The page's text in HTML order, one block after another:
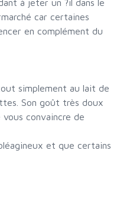
à jeter un ?il dans le
car certaines
en complément du
simplement au lait de
Son goût très doux
convaincre de
et que certains